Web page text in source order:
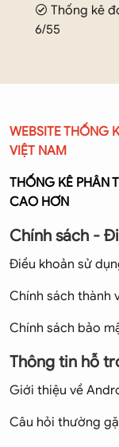
Thống kê
6/55
WEBSITE THỐNG
VIỆT NAM
THỐNG KÊ PHÂN
CAO HƠN
Chính sách -
Điều khoản sử
Chính sách thành
Chính sách bảo
Thông tin hỗ
Giới thiệu về
Câu hỏi thường